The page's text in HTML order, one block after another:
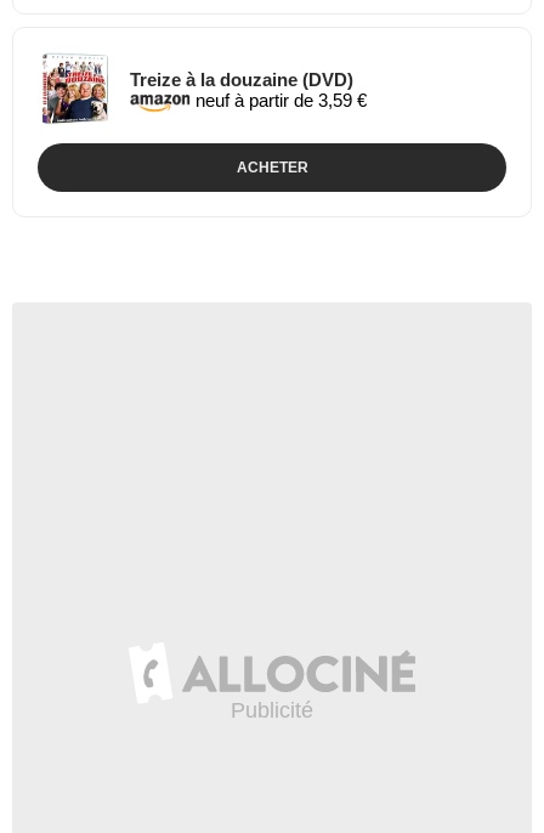
Treize à la douzaine (DVD)
neuf à partir de 3,59 €
ACHETER